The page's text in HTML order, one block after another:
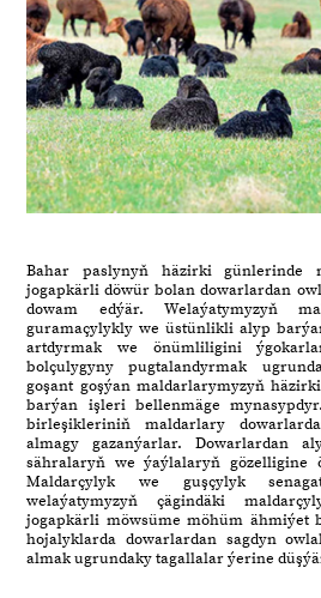
Bahar paslynyň häzirki günlerinde
jogapkärli döwür bolan dowarlardan
dowam edýär. Welaýatymyzyň
guramaçylykly we üstünlikli alyp
artdyrmak we önümliligini
bolçulygyny pugtalandyrmak
goşant goşýan maldarlarymyzyň
barýan işleri bellenmäge
birleşikleriniň maldarlary
almagy gazanýarlar. Dowarlardan
sähralaryň we ýaýlalaryň gözelligine
Maldarçylyk we guşçylyk
welaýatymyzyň çägindäki
jogapkärli möwsüme möhüm ähmiýet
hojalyklarda dowarlardan sagdyn
almak ugrundaky tagallalar ýerine